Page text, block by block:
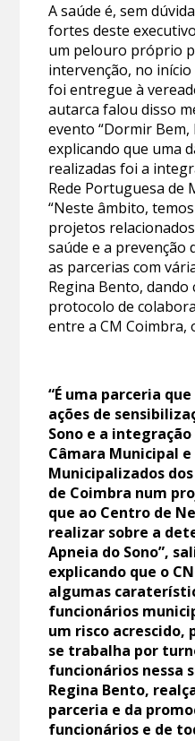
A saúde é, sem
fortes deste
um pelouro próprio
intervenção, no
foi entregue à
autarca falou disso
evento “Dormir Bem,
explicando que uma
realizadas foi a
Rede Portuguesa de
“Neste âmbito,
projetos
saúde e a prevenção
as parcerias com
Regina Bento, dando
protocolo de
entre a CM Coimbra,
“É uma parceria
ações de
Sono e a
Câmara Municipal e
Municipalizados
de Coimbra num
que ao Centro de
realizar sobre a
Apneia do Sono”,
explicando que o
algumas
funcionários
um risco acrescido,
se trabalha por
funcionários nessa
Regina Bento,
parceria e da
funcionários e de